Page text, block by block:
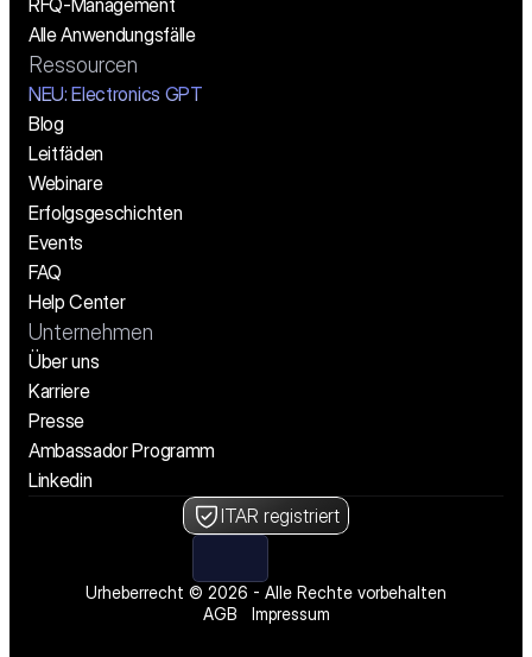
RFQ-Management
Alle Anwendungsfälle
Ressourcen
NEU: Electronics GPT
Blog
Leitfäden
Webinare
Erfolgsgeschichten
Events
FAQ
Help Center
Unternehmen
Über uns
Karriere
Presse
Ambassador Programm
Linkedin
ITAR registriert
Urheberrecht © 2026 - Alle Rechte vorbehalten
AGB
Impressum